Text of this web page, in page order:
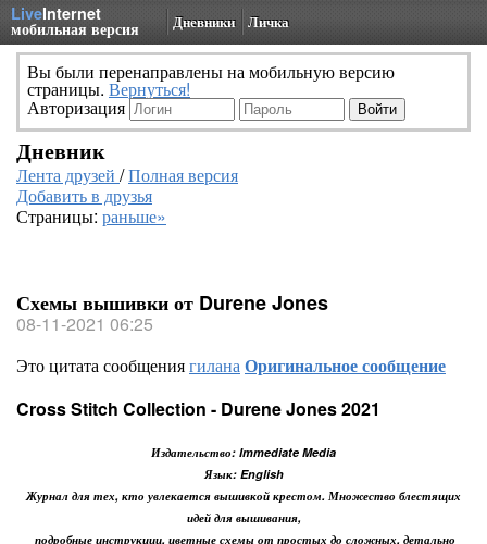
LiveInternet
мобильная версия Дневники Личка
Вы были перенаправлены на мобильную версию
страницы. Вернуться!
Авторизация
Дневник
Лента друзей /Полная версия
Добавить в друзья
Страницы: раньше»
Схемы вышивки от Durene Jones
08-11-2021 06:25
Это цитата сообщениягиланаОригинальное сообщение
Cross Stitch Collection - Durene Jones 2021
Издательство: Immediate Media
Язык: English
Журнал для тех, кто увлекается вышивкой крестом. Множество блестящих
идей для вышивания,
подробные инструкции, цветные схемы от простых до сложных, детально